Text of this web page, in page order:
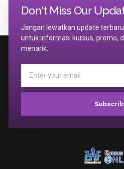
Daftar Sekarang
Don't Miss Our
Jangan lewatkan update
untuk informasi kursus, promo,
menarik.